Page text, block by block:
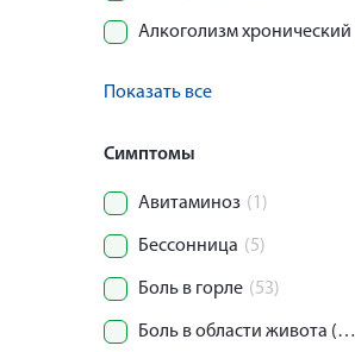
Алкоголизм хронический
Показать все
Симптомы
Авитаминоз (1)
Бессонница (5)
Боль в горле (53)
Боль в области живота (колика)